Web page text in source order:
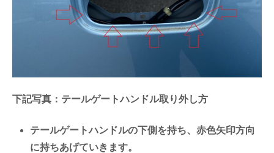
下記写真：テールゲートハンドル取り外し方
テールゲートハンドルの下側を持ち、赤色矢印方向
に持ちあげていきます。